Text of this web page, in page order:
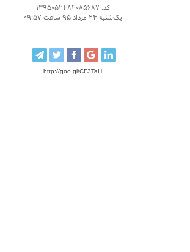
کد: 1395052484085687
یک‌شنبه 24 مرداد 95 ساعت 09:57
http://goo.gl/CF3TaH